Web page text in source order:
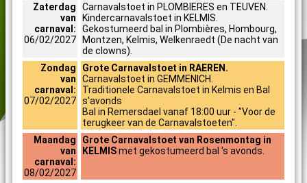
Zaterdag
van
carnaval:
06/02/2027
Carnavalstoet in PLOMBIERES en TEUVEN.
Kindercarnavalstoet in KELMIS.
Gekostumeerd bal in Plombières, Hombourg,
Montzen, Kelmis, Welkenraedt (De nacht van
de clowns).
Zondag
van
carnaval:
07/02/2027
Grote Carnavalstoet in RAEREN.
Carnavalstoet in GEMMENICH.
Traditionele Carnavalstoet in Kelmis en Bal
s'avonds
Bal in Remersdael vanaf 18:00 uur - "Voor de
terugkeer van de Carnavalstoeten".
Maandag
van
carnaval:
08/02/2027
Grote Carnavalstoet van Rosenmontag in
KELMISmet gekostumeerd bal 's avonds.